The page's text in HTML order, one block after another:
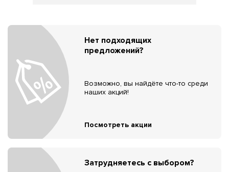
Нет подходящих
предложений?
Возможно, вы найдёте что-то среди
наших акций!
Посмотреть акции
Затрудняетесь с выбором?